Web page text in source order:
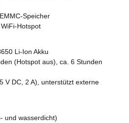
Speicher
Hotspot
Li-Ion Akku
(Hotspot aus), ca. 6 Stunden
V DC, 2 A), unterstützt externe
und wasserdicht)